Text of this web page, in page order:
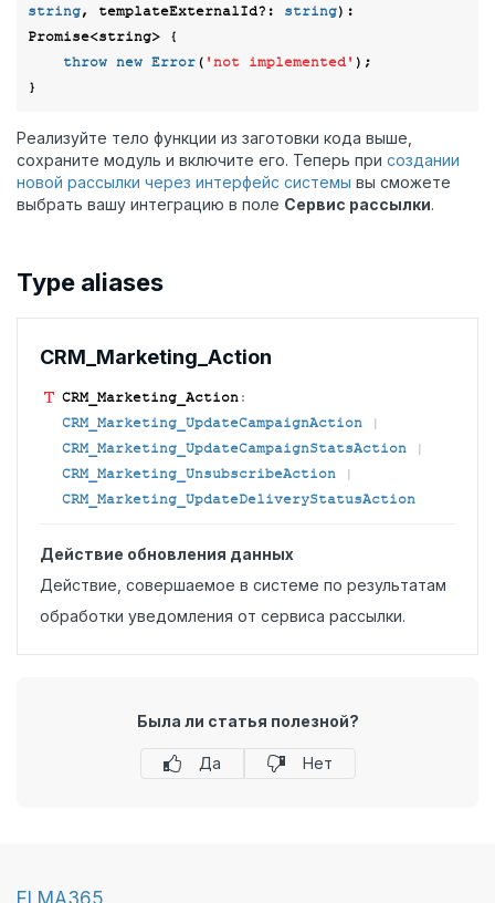
string, templateExternalId?: string
Promise<string>
{
throw new Error( 'not implemented' );
Реализуйте тело функции из заготовки кода выше,
сохраните модуль и включите его. Теперь при создании
новой рассылки через интерфейс системы вы сможете
выбрать вашу интеграцию в поле Сервис рассылки.
Type aliases
CRM_ Marketing_ Action
CRM_ Marketing_ Action:
CRM_Marketing_UpdateCampaignAction |
CRM_Marketing_UpdateCampaignStatsAction |
CRM_Marketing_UnsubscribeAction |
CRM_Marketing_UpdateDeliveryStatusAction
Действие обновления данных
Действие, совершаемое в системе по результатам
обработки уведомления от сервиса рассылки.
Была ли статья полезной?
Да Нет
ELMA365